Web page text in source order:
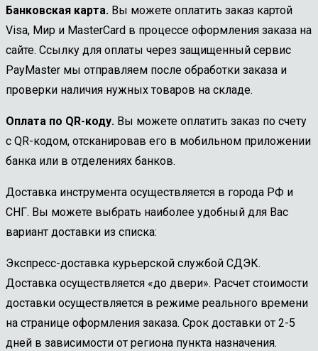
Банковская карта. Вы можете оплатить заказ картой
Visa, Мир и MasterCard в процессе оформления заказа на
сайте. Ссылку для оплаты через защищенный сервис
PayMaster мы отправляем после обработки заказа и
проверки наличия нужных товаров на складе.
Оплата по QR-коду. Вы можете оплатить заказ по счету
с QR-кодом, отсканировав его в мобильном приложении
банка или в отделениях банков.
Доставка инструмента осуществляется в города РФ и
СНГ. Вы можете выбрать наиболее удобный для Вас
вариант доставки из списка:
Экспресс-доставка курьерской службой СДЭК.
Доставка осуществляется «до двери». Расчет стоимости
доставки осуществляется в режиме реального времени
на странице оформления заказа. Срок доставки от 2-5
дней в зависимости от региона пункта назначения.